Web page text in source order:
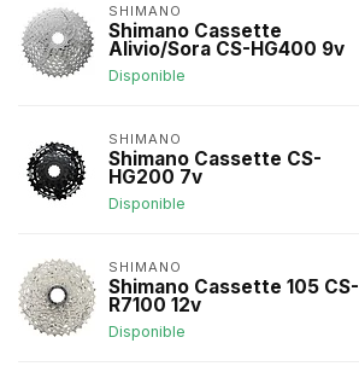
SHIMANO
Shimano Cassette
Alivio/Sora CS-HG400 9v
Disponible
SHIMANO
Shimano Cassette CS-
HG200 7v
Disponible
SHIMANO
Shimano Cassette 105 CS-
R7100 12v
Disponible